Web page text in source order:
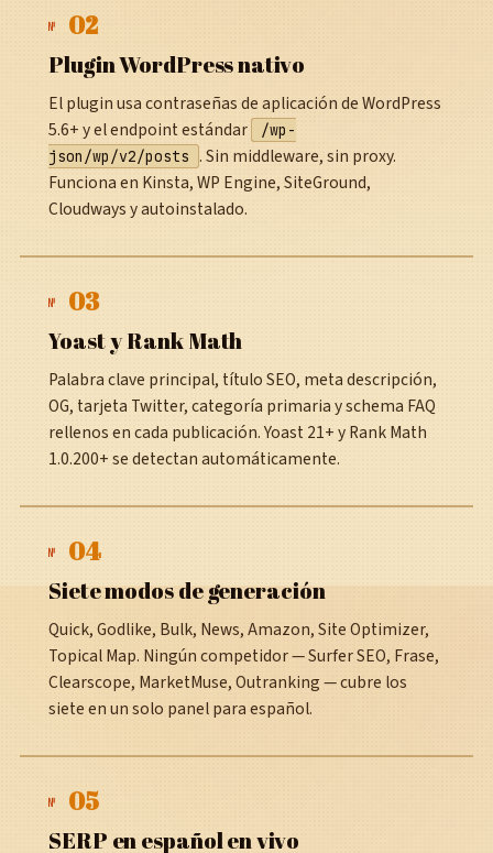
№ 02
Plugin WordPress nativo
El plugin usa contraseñas de aplicación de WordPress
5.6+ y el endpoint estándar
/wp-
json/wp/v2/posts . Sin middleware, sin proxy.
Funciona en Kinsta, WP Engine, SiteGround,
Cloudways y autoinstalado.
№ 03
Yoast y Rank Math
Palabra clave principal, título SEO, meta descripción,
OG, tarjeta Twitter, categoría primaria y schema FAQ
rellenos en cada publicación. Yoast 21+ y Rank Math
1.0.200+ se detectan automáticamente.
№ 04
Siete modos de generación
Quick, Godlike, Bulk, News, Amazon, Site Optimizer,
Topical Map. Ningún competidor — Surfer SEO, Frase,
Clearscope, MarketMuse, Outranking — cubre los
siete en un solo panel para español.
№ 05
SERP en español en vivo